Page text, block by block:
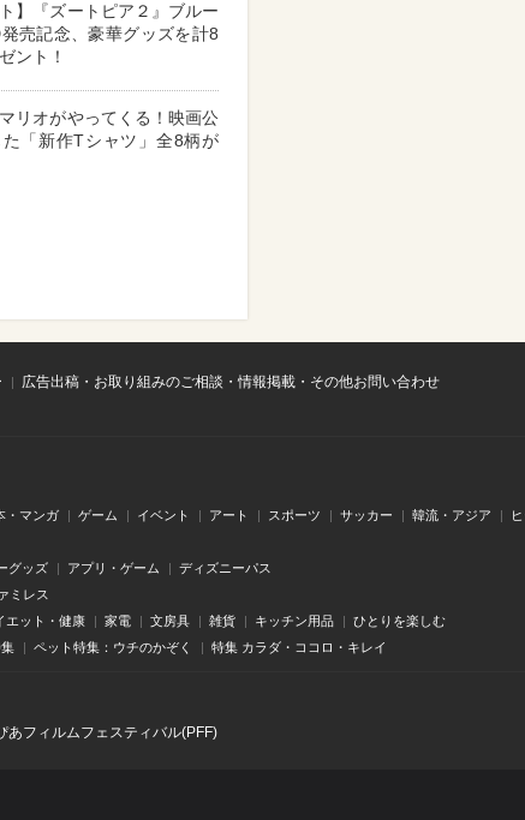
ト】『ズートピア２』ブルー
売記念、豪華グッズを計8
ント！
リオがやってくる！映画公
た「新作Tシャツ」全8柄が
広告出稿・お取り組みのご相談・情報掲載・その他お問い合わせ
・マンガ ゲーム イベント アート スポーツ サッカー 韓流・アジア
グッズ アプリ・ゲーム ディズニーパス
ミレス
エット・健康 家電 文房具 雑貨 キッチン用品 ひとりを楽しむ
ペット特集：ウチのかぞく 特集 カラダ・ココロ・キレイ
あフィルムフェスティバル(PFF)